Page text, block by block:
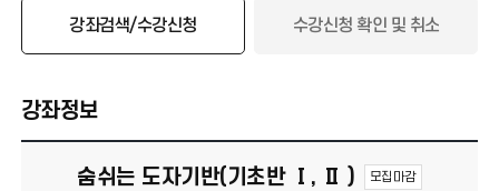
강좌검색/수강신청 수강신청 확인 및 취소
강좌정보
숨쉬는 도자기반(기초반 Ⅰ, Ⅱ ) 모집마감